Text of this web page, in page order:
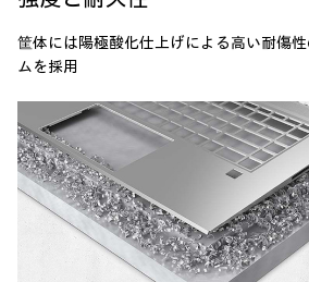
筐体には陽極酸化仕上げによる高い耐傷
ムを採用